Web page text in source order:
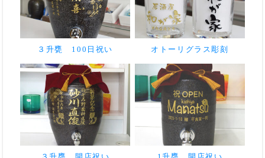
３升甕 100日祝い オトーリグラス彫刻